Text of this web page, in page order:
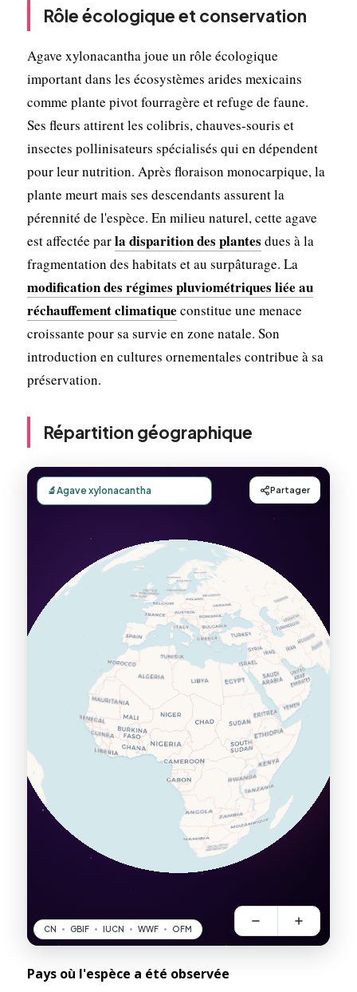
Rôle écologique et conservation
Agave xylonacantha joue un rôle écologique
important dans les écosystèmes arides mexicains
comme plante pivot fourragère et refuge de faune.
Ses fleurs attirent les colibris, chauves-souris et
insectes pollinisateurs spécialisés qui en dépendent
pour leur nutrition. Après floraison monocarpique, la
plante meurt mais ses descendants assurent la
pérennité de l'espèce. En milieu naturel, cette agave
est affectée parla disparition des plantes dues à la
fragmentation des habitats et au surpâturage. La
modification des régimes pluviométriques liée au
réchauffement climatique constitue une menace
croissante pour sa survie en zone natale. Son
introduction en cultures ornementales contribue à sa
préservation.
Répartition géographique
Pays où l'espèce a été observée